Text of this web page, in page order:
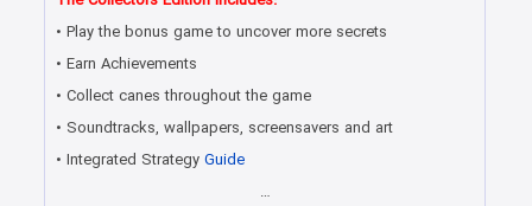
• Play the bonus game to uncover more secrets
• Earn Achievements
• Collect canes throughout the game
• Soundtracks, wallpapers, screensavers and art
• Integrated StrategyGuide
…